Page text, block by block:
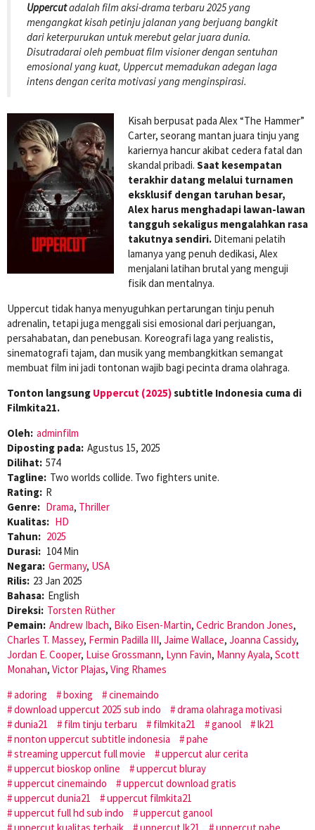
Uppercutadalah film aksi-drama terbaru 2025 yang
mengangkat kisah petinju jalanan yang berjuang bangkit
dari keterpurukan untuk merebut gelar juara dunia.
Disutradarai oleh pembuat film visioner dengan sentuhan
emosional yang kuat, Uppercut memadukan adegan laga
intens dengan cerita motivasi yang menginspirasi.
Kisah berpusat pada Alex “The Hammer”
Carter, seorang mantan juara tinju yang
kariernya hancur akibat cedera fatal dan
skandal pribadi. Saat kesempatan
terakhir datang melalui turnamen
eksklusif dengan taruhan besar,
Alex harus menghadapi lawan-lawan
tangguh sekaligus mengalahkan rasa
takutnya sendiri. Ditemani pelatih
lamanya yang penuh dedikasi, Alex
menjalani latihan brutal yang menguji
fisik dan mentalnya.
Uppercut tidak hanya menyuguhkan pertarungan tinju penuh
adrenalin, tetapi juga menggali sisi emosional dari perjuangan,
persahabatan, dan penebusan. Koreografi laga yang realistis,
sinematografi tajam, dan musik yang membangkitkan semangat
membuat film ini jadi tontonan wajib bagi pecinta drama olahraga.
Tonton langsung Uppercut (2025)subtitle Indonesia cuma di
Filmkita21.
Oleh: adminfilm
Diposting pada: Agustus 15, 2025
Dilihat: 574
Tagline: Two worlds collide. Two fighters unite.
Rating: R
Genre: Drama, Thriller
Kualitas: HD
Tahun: 2025
Durasi: 104 Min
Negara: Germany, USA
Rilis: 23 Jan 2025
Bahasa: English
Direksi: Torsten Rüther
Pemain: Andrew Ibach, Biko Eisen-Martin, Cedric Brandon Jones,
Charles T. Massey, Fermin Padilla III, Jaime Wallace, Joanna Cassidy,
Jordan E. Cooper, Luise Grossmann, Lynn Favin, Manny Ayala, Scott
Monahan, Victor Plajas, Ving Rhames
adoring
boxing
cinemaindo
download uppercut 2025 sub indo
drama olahraga motivasi
dunia21
film tinju terbaru filmkita21 ganool
lk21
nonton uppercut subtitle indonesia
pahe
streaming uppercut full movie
uppercut alur cerita
uppercut bioskop online
uppercut bluray
uppercut cinemaindo
uppercut download gratis
uppercut dunia21
uppercut filmkita21
uppercut full hd sub indo
uppercut ganool